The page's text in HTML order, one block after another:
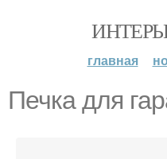
главная
Печка для